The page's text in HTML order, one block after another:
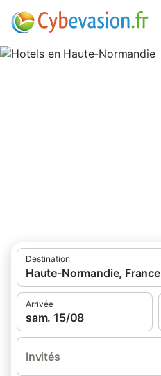
Destination
Haute-Normandie, France
Arrivée
sam. 15/08
Invités